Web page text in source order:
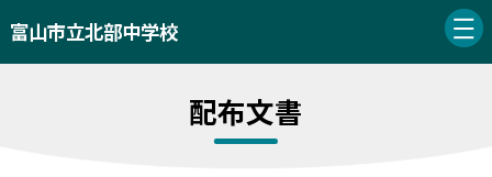
富山市立北部中学校
配布文書